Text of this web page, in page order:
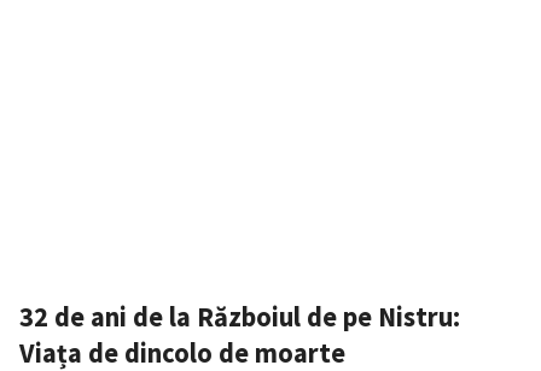
32 de ani de la Războiul de pe Nistru:
Viața de dincolo de moarte